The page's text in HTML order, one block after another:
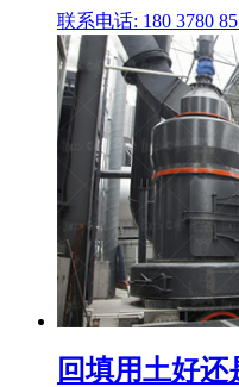
联系电话: 180 3780
回填用土好